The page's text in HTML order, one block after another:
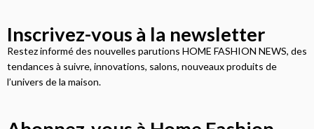
Inscrivez-vous à la newsletter
Restez informé des nouvelles parutions HOME FASHION NEWS, des
tendances à suivre, innovations, salons, nouveaux produits de
l’univers de la maison.